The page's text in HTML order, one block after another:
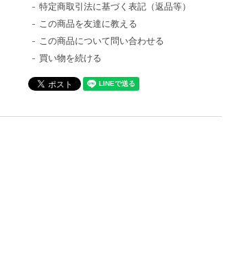
特定商取引法に基づく表記（返品等）
この商品を友達に教える
この商品について問い合わせる
買い物を続ける